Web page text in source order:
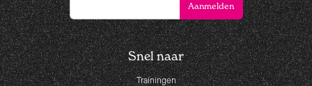
Snel naar
Trainingen